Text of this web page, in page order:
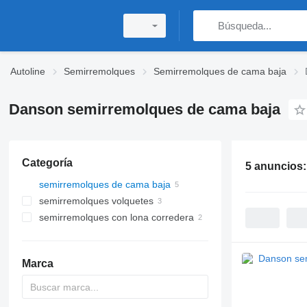
Autoline Semirremolques Semirremolques de cama baja
Danson semirremolques de cama baja
Categoría
semirremolques de cama baja
semirremolques volquetes
semirremolques con lona corredera
Marca
5 anuncios: